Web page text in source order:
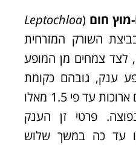
מוץ חום (
Leptochloa
השורק המזרחית
לצד צמחים מן המופע
ענק, גובהם כקומת
אדם ושיבולי תפרחותיהם ארוכות עד פי 1.5 מאלו
פרטי זן הענק
עד כה במשך שלוש